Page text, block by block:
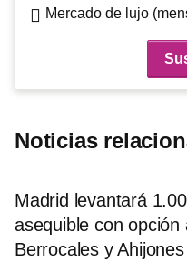
Mercado de lujo
Noticias
Madrid levantará
asequible con
Berrocales y Ahijones